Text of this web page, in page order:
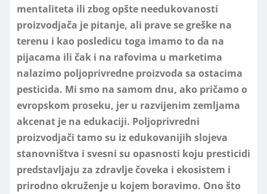
mentaliteta ili zbog opšte needukovanosti
proizvodjača je pitanje, ali prave se greške na
terenu i kao posledicu toga imamo to da na
pijacama ili čak i na rafovima u marketima
nalazimo poljoprivredne proizvoda sa ostacima
pesticida. Mi smo na samom dnu, ako pričamo o
evropskom proseku, jer u razvijenim zemljama
akcenat je na edukaciji. Poljoprivredni
proizvodjači tamo su iz edukovanijih slojeva
stanovništva i svesni su opasnosti koju presticidi
predstavljaju za zdravlje čoveka i ekosistem i
prirodno okruženje u kojem boravimo. Ono što